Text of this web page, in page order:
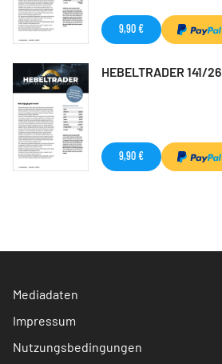
9,90 €
HEBELTRADER 141/26
9,90 €
Mediadaten
Impressum
Nutzungsbedingungen